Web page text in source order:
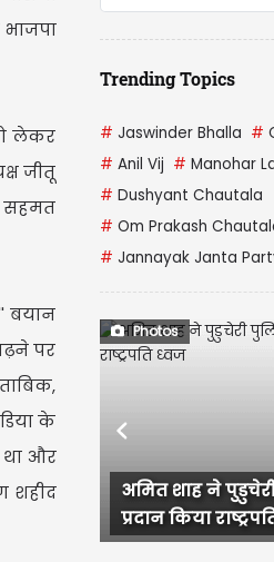
लेकर
जीतू
सहमत
बयान
पर
के
था और
शहीद
Trending Topics
# Jaswinder Bhalla #
# Anil Vij # Manohar
# Dushyant Chautala
# Om Prakash
# Jannayak Janta
Photos
शाह ने पुडुचेरी पुलिस को
किया राष्ट्रपति ध्वज
Previous